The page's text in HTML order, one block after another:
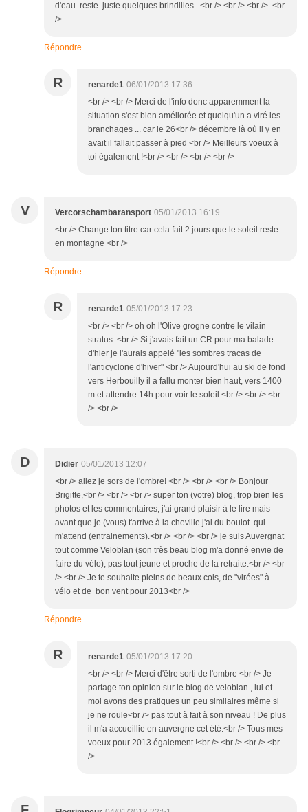
d'eau reste juste quelques brindilles . <br /> <br /> <br /> <br
/>
Répondre
R renarde1 06/01/2013 17:36
<br /> <br /> Merci de l'info donc apparemment la
situation s'est bien améliorée et quelqu'un a viré les
branchages ... car le 26<br /> décembre là où il y en
avait il fallait passer à pied <br /> Meilleurs voeux à
toi également !<br /> <br /> <br /> <br />
V Vercorschambaransport 05/01/2013 16:19
<br /> Change ton titre car cela fait 2 jours que le soleil reste
en montagne <br />
Répondre
R renarde1 05/01/2013 17:23
<br /> <br /> oh oh l'Olive grogne contre le vilain
stratus <br /> Si j'avais fait un CR pour ma balade
d'hier je l'aurais appelé "les sombres tracas de
l'anticyclone d'hiver" <br /> Aujourd'hui au ski de fond
vers Herbouilly il a fallu monter bien haut, vers 1400
m et attendre 14h pour voir le soleil <br /> <br /> <br
/> <br />
D Didier 05/01/2013 12:07
<br /> allez je sors de l'ombre! <br /> <br /> <br /> Bonjour
Brigitte,<br /> <br /> <br /> super ton (votre) blog, trop bien les
photos et les commentaires, j'ai grand plaisir à le lire mais
avant que je (vous) t'arrive à la cheville j'ai du boulot qui
m'attend (entrainements).<br /> <br /> <br /> je suis Auvergnat
tout comme Veloblan (son très beau blog m'a donné envie de
faire du vélo), pas tout jeune et proche de la retraite.<br /> <br
/> <br /> Je te souhaite pleins de beaux cols, de "virées" à
vélo et de bon vent pour 2013<br />
Répondre
R renarde1 05/01/2013 17:20
<br /> <br /> Merci d'être sorti de l'ombre <br /> Je
partage ton opinion sur le blog de veloblan , lui et
moi avons des pratiques un peu similaires même si
je ne roule<br /> pas tout à fait à son niveau ! De plus
il m'a accueillie en auvergne cet été.<br /> Tous mes
voeux pour 2013 également !<br /> <br /> <br /> <br
/>